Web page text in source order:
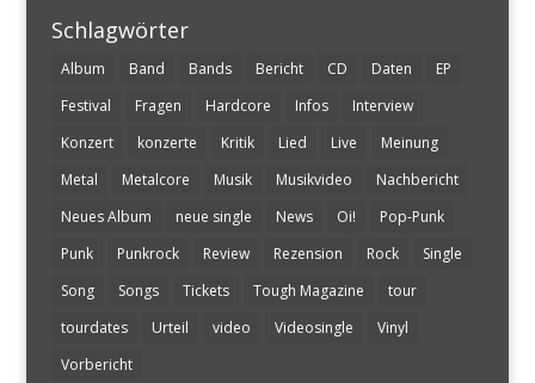
Schlagwörter
Album Band Bands Bericht CD Daten
EP
Festival
Fragen Hardcore Infos
Interview
Konzert
konzerte Kritik Lied Live
Meinung
Metal
Metalcore Musik Musikvideo
Nachbericht
Neues Album
neue single News Oi!
Pop-Punk
Punk
Punkrock Review Rezension Rock
Single
Song
Songs Tickets Tough Magazine
tour
tourdates
Urteil video Videosingle
Vinyl
Vorbericht